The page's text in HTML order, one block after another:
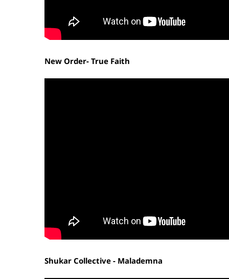
New Order- True Faith
Shukar Collective - Malademna